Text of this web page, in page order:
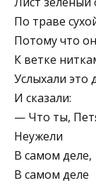
По траве
Потому что
К ветке
Услыхали это
И сказали:
— Что ты,
Неужели
В самом деле,
В самом деле